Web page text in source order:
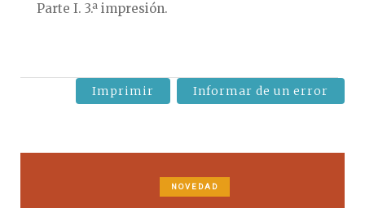
Parte I. 3.ª impresión.
Imprimir Informar de un error
NOVEDAD